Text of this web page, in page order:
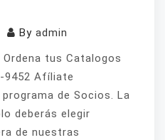
By admin
tus Catalogos
9452 Afíliate
de Socios. La
deberás elegir
de nuestras